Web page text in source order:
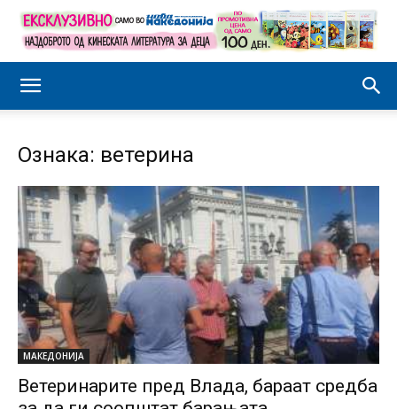
Ознака: ветерина
МАКЕДОНИЈА
Ветеринарите пред Влада, бараат средба